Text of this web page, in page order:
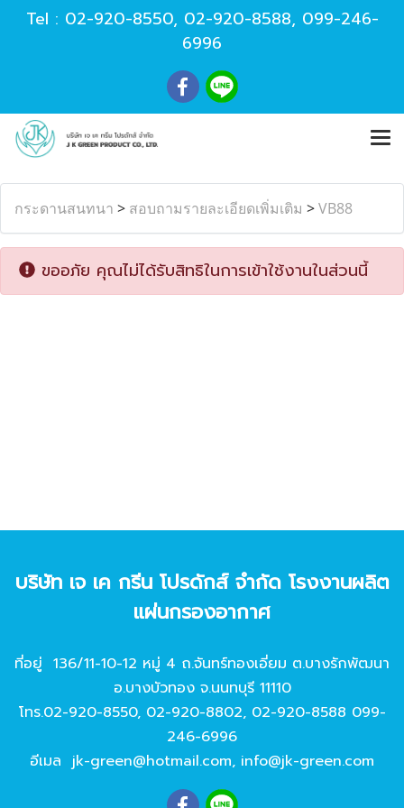
Tel : 02-920-8550, 02-920-8588, 099-246-
6996
กระดานสนทนา > สอบถามรายละเอียดเพิ่มเติม >VB88
ขออภัย คุณไม่ได้รับสิทธิในการเข้าใช้งานในส่วนนี้
บริษัท เจ เค กรีน โปรดักส์ จํากัด โรงงานผลิต
แผ่นกรองอากาศ
ที่อยู่ 136/11-10-12 หมู่ 4 ถ.จันทร์ทองเอี่ยม ต.บางรักพัฒนา
อ.บางบัวทอง จ.นนทบุรี 11110
โทร.02-920-8550, 02-920-8802, 02-920-8588 099-
246-6996
อีเมล jk-green@hotmail.com, info@jk-green.com